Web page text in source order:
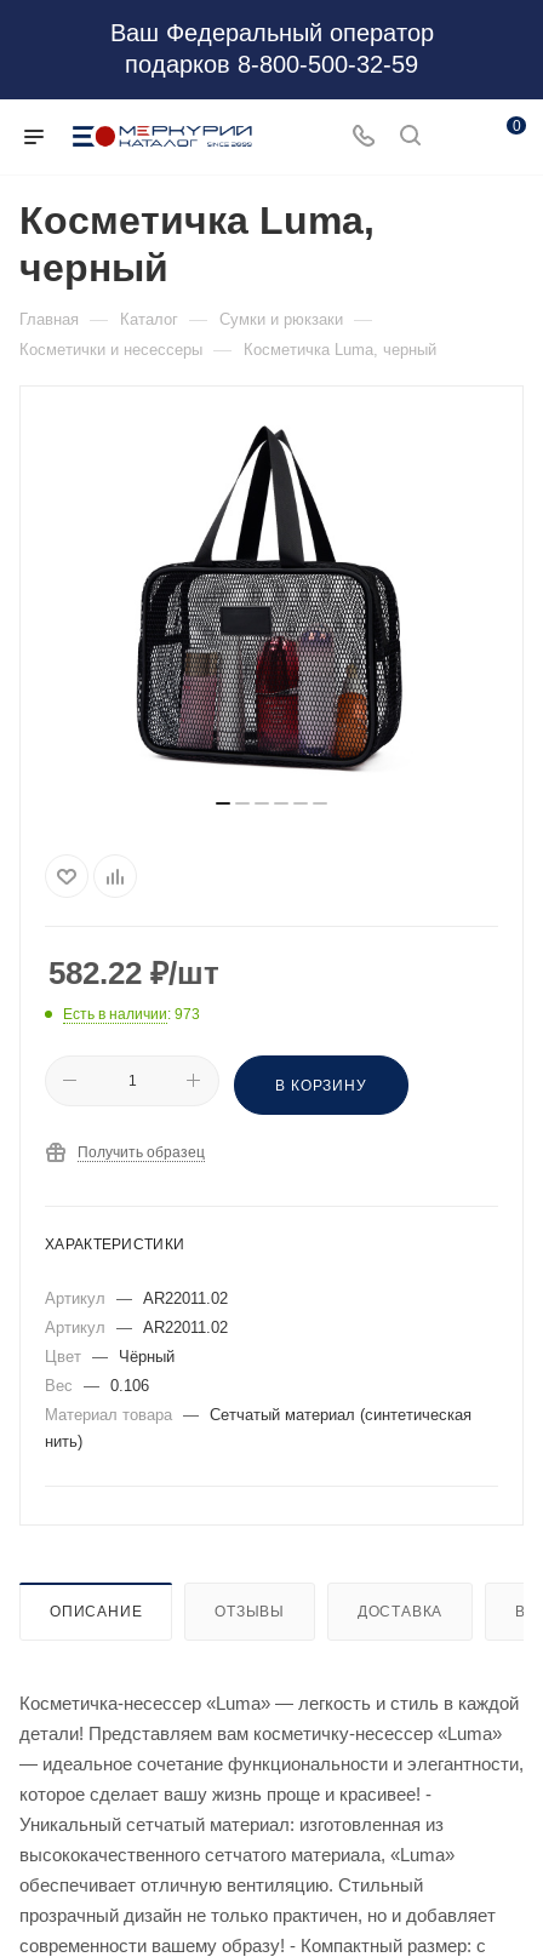
Ваш Федеральный оператор
подарков 8-800-500-32-59
0
Косметичка Luma,
черный
Главная — Каталог — Сумки и рюкзаки —
Косметички и несессеры — Косметичка Luma, черный
582.22 ₽/шт
Есть в наличии: 973
В КОРЗИНУ
Получить образец
ХАРАКТЕРИСТИКИ
Артикул — AR22011.02
Артикул
— AR22011.02
Цвет —
Чёрный
Вес
— 0.106
Материал товара — Сетчатый материал (синтетическая
нить)
ОПИСАНИЕ ОТЗЫВЫ ДОСТАВКА
Косметичка-несессер «Luma» — легкость и стиль в каждой
детали! Представляем вам косметичку-несессер «Luma»
— идеальное сочетание функциональности и элегантности,
которое сделает вашу жизнь проще и красивее! - ️
Уникальный сетчатый материал: изготовленная из
высококачественного сетчатого материала, «Luma»
обеспечивает отличную вентиляцию. Стильный
прозрачный дизайн не только практичен, но и добавляет
современности вашему образу! - Компактный размер: с